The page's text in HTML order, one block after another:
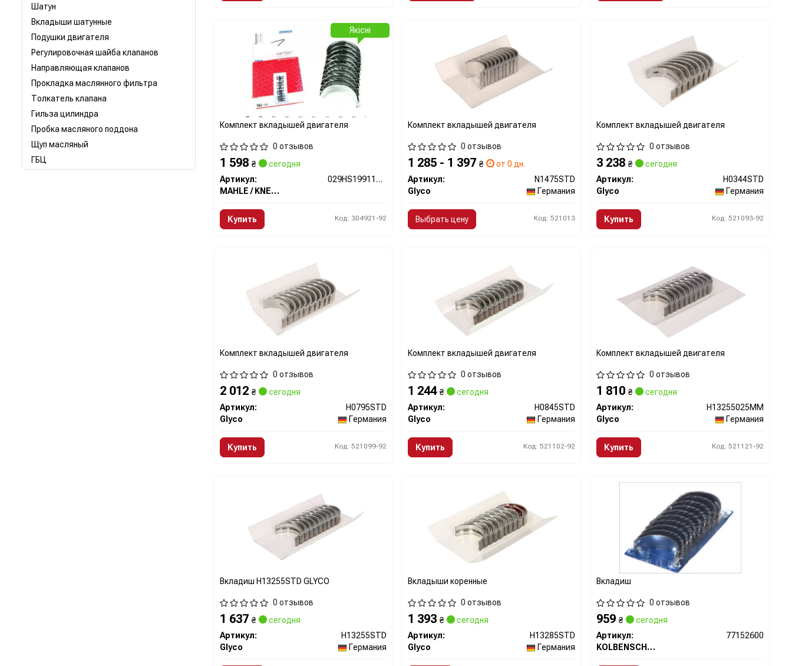
Шатун
Вкладыши шатунные
Подушки двигателя
Регулировочная шайба клапанов
Направляющая клапанов
Прокладка маслянного фильтра
Толкатель клапана
Гильза цилиндра
Пробка масляного поддона
Щуп масляный
ГБЦ
Комплект вкладышей двигателя
0 отзывов
1 598 ₴
сегодня
Артикул:
029HS19911000
MAHLE / KNECHT
Купить Код: 304921-92
Якісні
Комплект вкладышей двигателя
0 отзывов
1 285 - 1 397₴
от 0 дн.
Артикул:
N1475STD
Glyco
Германия
Выбрать цену Код: 521013
Комплект вкладышей двигателя
0 отзывов
3 238₴
сегодня
Артикул:
H0344STD
Glyco
Германия
Купить Код: 521093-92
Комплект вкладышей двигателя
0 отзывов
2 012 ₴
сегодня
Артикул:
H0795STD
Glyco
Германия
Купить Код: 521099-92
Комплект вкладышей двигателя
0 отзывов
1 244₴
сегодня
Артикул:
H0845STD
Glyco
Германия
Купить Код: 521102-92
Комплект вкладышей двигателя
0 отзывов
1 810₴
сегодня
Артикул:
H13255025MM
Glyco
Германия
Купить Код: 521121-92
Вкладиш H13255STD GLYCO
0 отзывов
1 637 ₴
сегодня
Артикул:
H13255STD
Glyco
Германия
Вкладыши коренные
0 отзывов
1 393₴
сегодня
Артикул:
H13285STD
Glyco
Германия
Вкладиш
0 отзывов
959₴
сегодня
Артикул:
77152600
KOLBENSCHMIDT